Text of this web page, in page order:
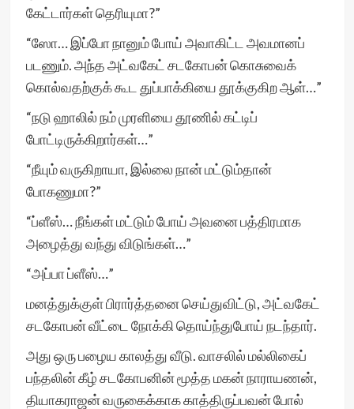
கேட்டார்கள் தெரியுமா?”
“ஸோ… இப்போ நானும் போய் அவாகிட்ட அவமானப்
படணும். அந்த அட்வகேட் சடகோபன் கொசுவைக்
கொல்வதற்குக் கூட துப்பாக்கியை தூக்குகிற ஆள்…”
“நடு ஹாலில் நம் முரளியை தூணில் கட்டிப்
போட்டிருக்கிறார்கள்…”
“நீயும் வருகிறாயா, இல்லை நான் மட்டும்தான்
போகணுமா?”
“ப்ளீஸ்… நீங்கள் மட்டும் போய் அவனை பத்திரமாக
அழைத்து வந்து விடுங்கள்…”
“அப்பா ப்ளீஸ்…”
மனத்துக்குள் பிரார்த்தனை செய்துவிட்டு, அட்வகேட்
சடகோபன் வீட்டை நோக்கி தொய்ந்துபோய் நடந்தார்.
அது ஒரு பழைய காலத்து வீடு. வாசலில் மல்லிகைப்
பந்தலின் கீழ் சடகோபனின் மூத்த மகன் நாராயணன்,
தியாகராஜன் வருகைக்காக காத்திருப்பவன் போல்